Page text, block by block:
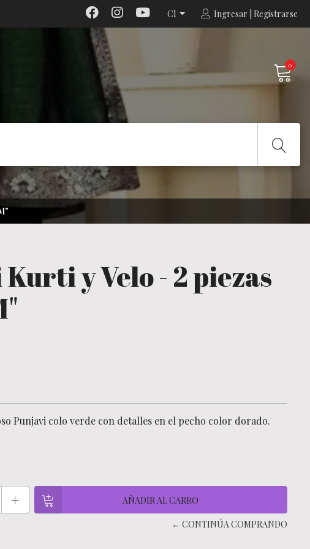
Cl Ingresar | Registrarse
0
y Velo - 2 piezas
Punjavi colo verde con detalles en el pecho color dorado.
+
← CONTINÚA COMPRANDO